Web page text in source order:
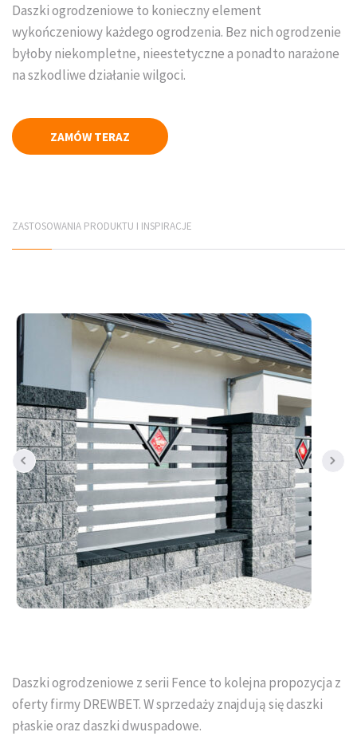
Trawa w rolce PREMIUM
Płyty elewacyjne
Korytka betonowe
Galabeton Śląsk
Polbruk Śląsk
Tral-Słupex Śląsk
BRUK SA Śląsk
KOST-BET Śląsk
Bruk Sp. z o.o. Śląsk
DREWBET Śląsk
Goliat Gres Śląsk
O FIRMIE
USŁUGI BRUKARSKIE
Daszki ogrodzeniowe to konieczny element
wykończeniowy każdego ogrodzenia. Bez nich ogrodzenie
byłoby niekompletne, nieestetyczne a ponadto narażone
na szkodliwe działanie wilgoci.
ZAMÓW TERAZ
ZASTOSOWANIA PRODUKTU I INSPIRACJE
Daszki ogrodzeniowe z serii Fence to kolejna propozycja z
oferty firmy DREWBET. W sprzedaży znajdują się daszki
płaskie oraz daszki dwuspadowe.